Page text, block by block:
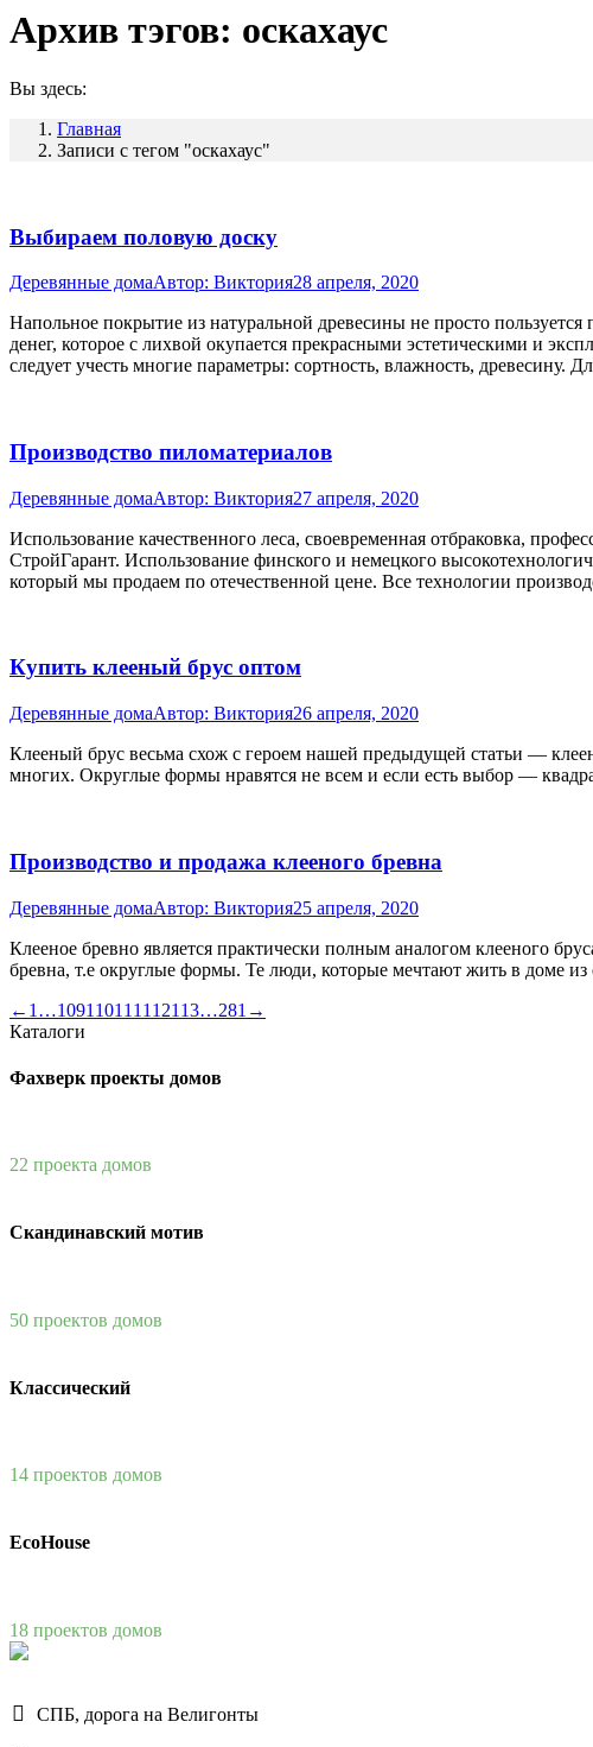
Архив тэгов: оскахаус
Вы здесь:
Главная
Записи с тегом "оскахаус"
Выбираем половую доску
Деревянные домаАвтор: Виктория28 апреля, 2020
Напольное покрытие из натуральной древесины не просто
денег, которое с лихвой окупается прекрасными эстетическими и
следует учесть многие параметры: сортность, влажность, древесину.
Производство пиломатериалов
Деревянные домаАвтор: Виктория27 апреля, 2020
Использование качественного леса, своевременная отбраковка,
СтройГарант. Использование финского и немецкого
который мы продаем по отечественной цене. Все технологии
Купить клееный брус оптом
Деревянные домаАвтор: Виктория26 апреля, 2020
Клееный брус весьма схож с героем нашей предыдущей статьи —
многих. Округлые формы нравятся не всем и если есть выбор —
Производство и продажа клееного бревна
Деревянные домаАвтор: Виктория25 апреля, 2020
Клееное бревно является практически полным аналогом клееного
бревна, т.е округлые формы. Те люди, которые мечтают жить в доме
← 1 …109110111 112113…281 →
Каталоги
Фахверк проекты домов
22 проекта домов
Скандинавский мотив
50 проектов домов
Классический
14 проектов домов
EcoHouse
18 проектов домов
СПБ, дорога на Велигонты